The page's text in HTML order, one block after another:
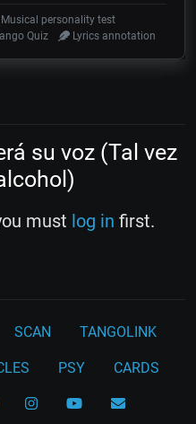
personality test
Quiz Lyrics annotation
su voz (Tal vez
must log in first.
SCAN TANGOLINK
PSY CARDS